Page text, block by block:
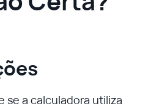
se a calculadora utiliza